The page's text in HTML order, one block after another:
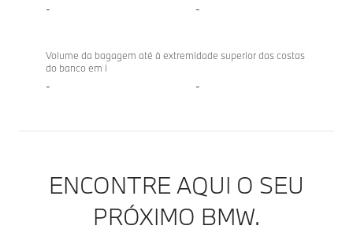
- -
Volume da bagagem até à extremidade superior das costas
do banco em l
- -
ENCONTRE AQUI O SEU
PRÓXIMO BMW.